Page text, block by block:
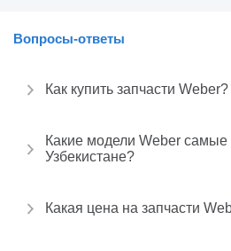
Вопросы-ответы
Как купить запчасти Weber?
Какие модели Weber
Узбекистане?
Какая цена на запчасти